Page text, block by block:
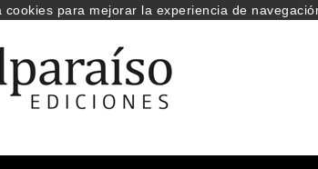
cookies para mejorar la experiencia de